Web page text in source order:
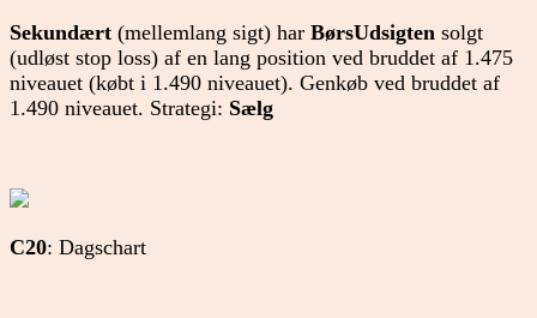
Sekundært (mellemlang sigt) har BørsUdsigten solgt
(udløst stop loss) af en lang position ved bruddet af 1.475
niveauet (købt i 1.490 niveauet). Genkøb ved bruddet af
1.490 niveauet. Strategi: Sælg
C20: Dagschart